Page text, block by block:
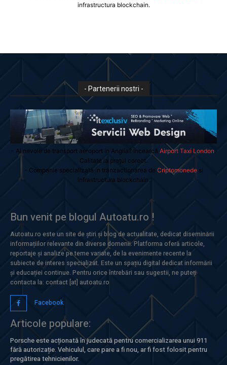
infrastructura blockchain.
- Partenerii nostri -
- Ai nevoie de transport aeroport in Anglia? Încearcă Airport Taxi London
Calitate la prețul corect.
- Companie specializata in tranzactionarea de Criptomonedesi
infrastructura blockchain.
Bun venit pe blogul Autoatu.ro !
Autoatu.ro este un site de știri și blog de actualitate, dedicat diseminării
informațiilor relevante din diverse domenii. Platforma oferă articole,
reportaje și analize pe teme variate, de la evenimente recente la
subiecte de interes specializat. Este un spațiu digital dedicat informării
și educației continue. Pentru orice întrebări sau sugestii, ne puteți
contacta la: contact [at] autoatu.ro
Facebook
Articole populare:
Porsche este acționată în judecată pentru comercializarea unui 911
fără autorizație. Vehiculul, care pare a fi nou, ar fi fost folosit pentru
pregătirea tehnicienilor.